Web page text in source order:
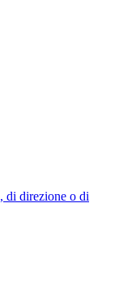
di direzione o di